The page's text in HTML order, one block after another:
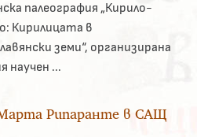
палеография „Кирило-
Кирилицата в
земи“, организирана
научен ...
Марта Рипаранте в САЩ